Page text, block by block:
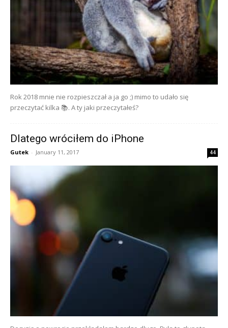
Rok 2018 mnie nie rozpieszczał a ja go ;) mimo to udało się
przeczytać kilka 📚. A ty jaki przeczytałeś?
Dlatego wróciłem do iPhone
Gutek - January 11, 2017 44